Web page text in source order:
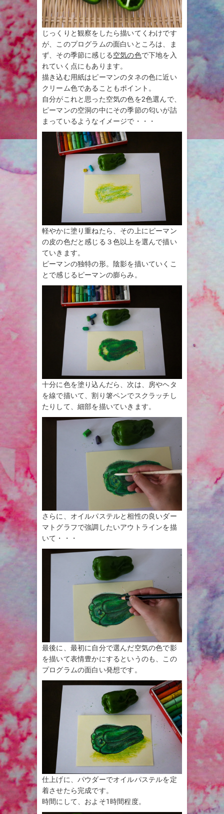
じっくりと観察をしたら描いてくわけです
が、このプログラムの面白いところは、ま
ず、その季節に感じる空気の色で下地を入
れていく点にもあります。
描き込む用紙はピーマンのタネの色に近い
クリーム色であることもポイント。
自分がこれと思った空気の色を2色選んで、
ピーマンの空洞の中にその季節の匂いが詰
まっているようなイメージで・・・
軽やかに塗り重ねたら、その上にピーマン
の皮の色だと感じる３色以上を選んで描い
ていきます。
ピーマンの独特の形。陰影を描いていくこ
とで感じるピーマンの膨らみ。
十分に色を塗り込んだら、次は、房やヘタ
を線で描いて、割り箸ペンでスクラッチし
たりして、細部を描いていきます。
さらに、オイルパステルと相性の良いダー
マトグラフで強調したいアウトラインを描
いて・・・
最後に、最初に自分で選んだ空気の色で影
を描いて表情豊かにするというのも、この
プログラムの面白い発想です。
仕上げに、パウダーでオイルパステルを定
着させたら完成です。
時間にして、およそ1時間程度。